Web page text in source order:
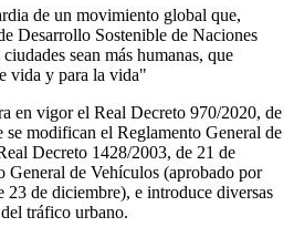
de un movimiento global que,
Desarrollo Sostenible de Naciones
sean más humanas, que
vida y para la vida"
en vigor el Real Decreto 970/2020, de
modifican el Reglamento General de
Decreto 1428/2003, de 21 de
General de Vehículos (aprobado por
23 de diciembre), e introduce diversas
tráfico urbano.